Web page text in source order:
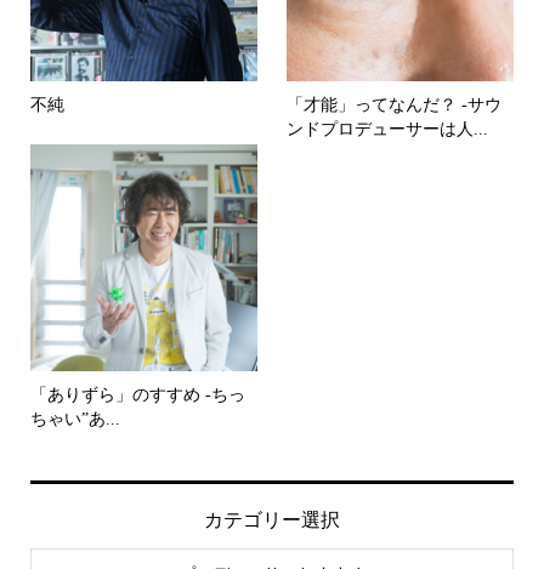
不純
「才能」ってなんだ？ -サウ
ンドプロデューサーは人...
「ありずら」のすすめ -ちっ
ちゃい”あ...
カテゴリー選択